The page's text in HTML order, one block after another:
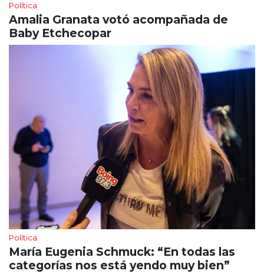
Política
Amalia Granata votó acompañada de
Baby Etchecopar
Política
María Eugenia Schmuck: “En todas las
categorías nos está yendo muy bien”